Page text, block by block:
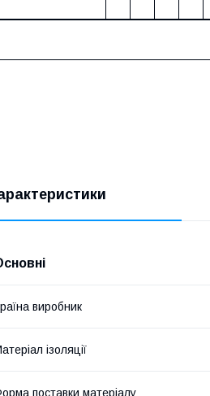
виробник
ізоляції
поставки матеріалу